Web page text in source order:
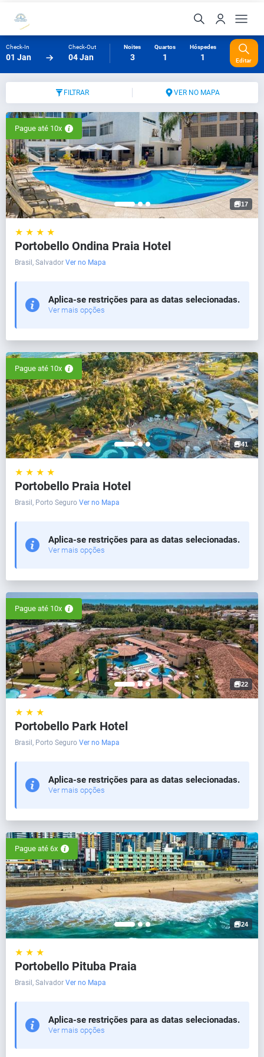
Check-In
01 Jan
Check-Out
04 Jan
Noites
3
Quartos
1
Hóspedes
1 Editar
FILTRAR VER NO MAPA
Pague até 10x
17
★ ★ ★ ★
Portobello Ondina Praia Hotel
Brasil, Salvador Ver no Mapa
Aplica-se restrições para as datas selecionadas.
Ver mais opções
Pague até 10x
41
★ ★ ★ ★
Portobello Praia Hotel
Brasil, Porto Seguro Ver no Mapa
Aplica-se restrições para as datas selecionadas.
Ver mais opções
Pague até 10x
22
★ ★ ★
Portobello Park Hotel
Brasil, Porto Seguro Ver no Mapa
Aplica-se restrições para as datas selecionadas.
Ver mais opções
Pague até 6x
24
★ ★ ★
Portobello Pituba Praia
Brasil, Salvador Ver no Mapa
Aplica-se restrições para as datas selecionadas.
Ver mais opções